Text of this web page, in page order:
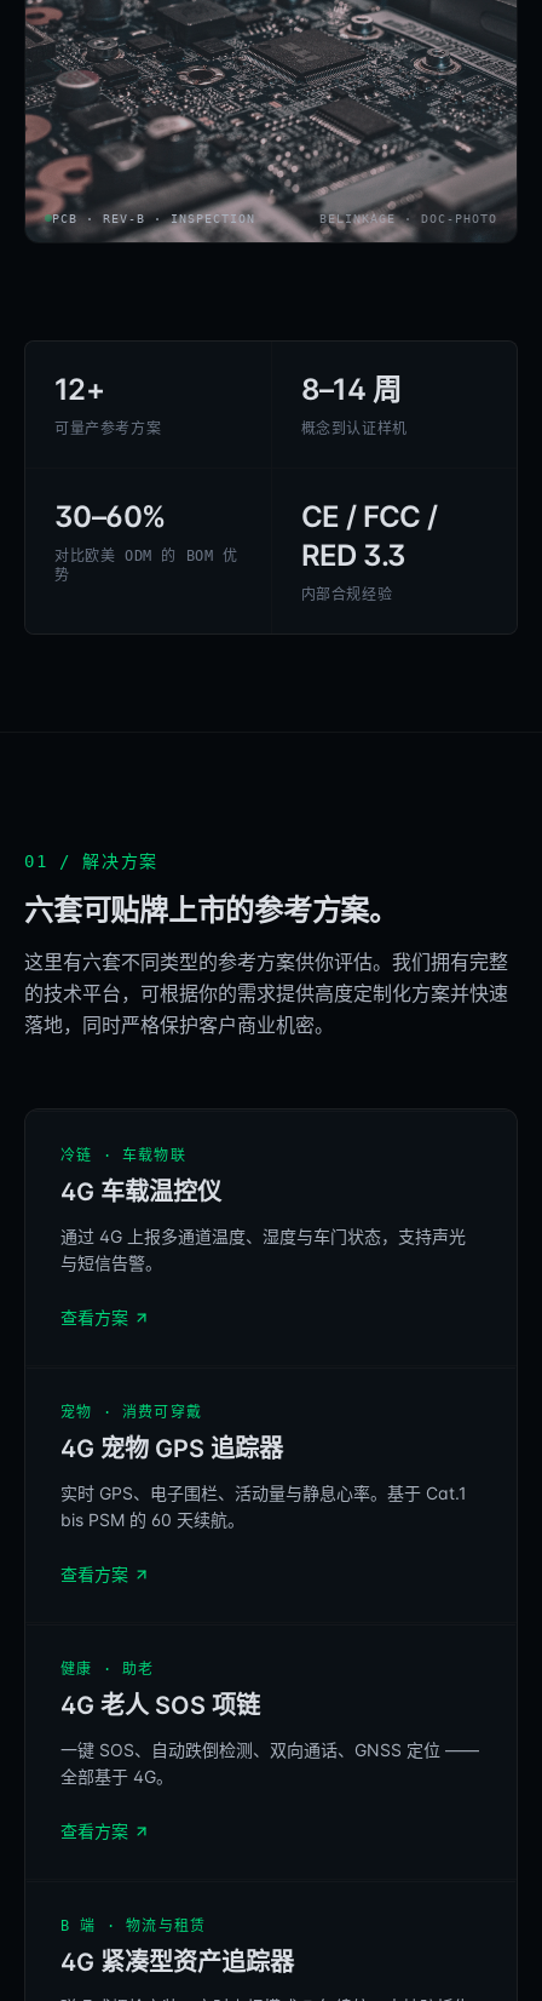
PCB · REV-B · INSPECTION BELINKAGE · DOC-PHOTO
12+
可量产参考方案
8–14 周
概念到认证样机
30–60%
对比欧美 ODM 的 BOM 优
势
CE / FCC /
RED 3.3
内部合规经验
01 / 解决方案
六套可贴牌上市的参考方案。
这里有六套不同类型的参考方案供你评估。我们拥有完整
的技术平台，可根据你的需求提供高度定制化方案并快速
落地，同时严格保护客户商业机密。
BELINKAGE T4
24.3 C 41.4%RH
冷链 · 车载物联
4G 车载温控仪
通过 4G 上报多通道温度、湿度与车门状态，支持声光
与短信告警。
查看方案
宠物 · 消费可穿戴
4G 宠物 GPS 追踪器
实时 GPS、电子围栏、活动量与静息心率。基于 Cat.1
bis PSM 的 60 天续航。
查看方案
SOS
健康 · 助老
4G 老人 SOS 项链
一键 SOS、自动跌倒检测、双向通话、GNSS 定位 ——
全部基于 4G。
查看方案
B 端 · 物流与租赁
4G 紧凑型资产追踪器